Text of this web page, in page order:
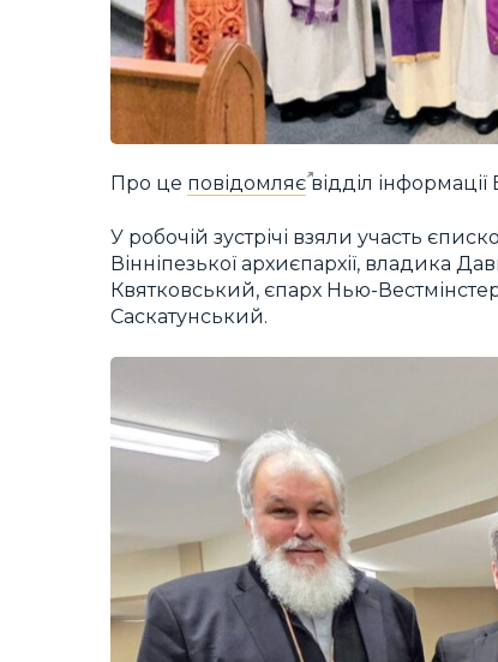
Про це повідомляєвідділ інформації
У робочій зустрічі взяли участь
Вінніпезької архиєпархії, владика
Квятковський, єпарх Нью-
Саскатунський.